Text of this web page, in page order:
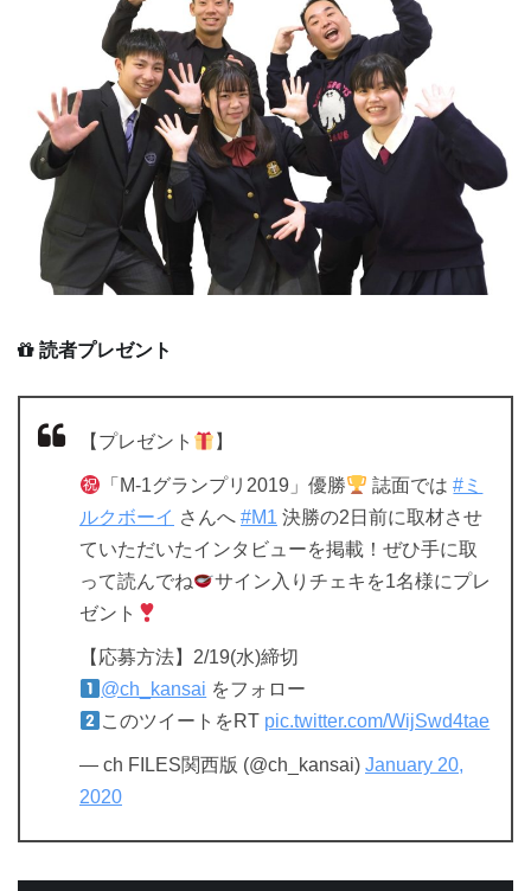
読者プレゼント
【プレゼント 】
「M-1グランプリ2019」優勝 誌面では#ミ
ルクボーイ さんへ #M1 決勝の2日前に取材させ
ていただいたインタビューを掲載！ぜひ手に取
って読んでね
サイン入りチェキを1名様にプレ
ゼント
【応募方法】2/19(水)締切
@ch_kansai をフォロー
このツイートをRT pic.twitter.com/WijSwd4tae
— ch FILES関西版 (@ch_kansai) January 20,
2020